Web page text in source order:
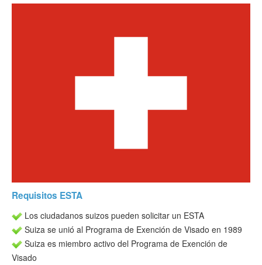
Requisitos ESTA
Los ciudadanos suizos pueden solicitar un ESTA
Suiza se unió al Programa de Exención de Visado en 1989
Suiza es miembro activo del Programa de Exención de
Visado